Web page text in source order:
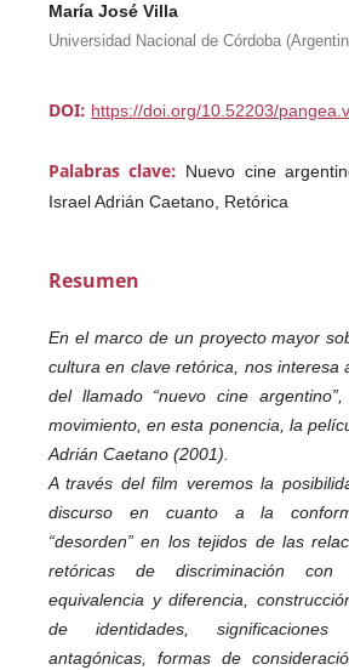
María José Villa
Universidad Nacional de Córdoba
DOI: https://doi.org/10.52203/
Palabras clave: Nuevo cine
Israel Adrián Caetano, Retórica
Resumen
En el marco de un proyecto mayor
cultura en clave retórica, nos interesa
del llamado “nuevo cine
movimiento, en esta ponencia, la
Adrián Caetano (2001).
A través del film veremos la
discurso en cuanto a la
“desorden” en los tejidos de las
retóricas de discriminación
equivalencia y diferencia,
de identidades,
antagónicas, formas de